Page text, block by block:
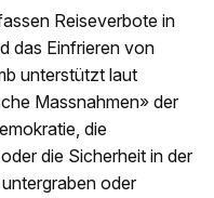
Reiseverbote in
das Einfrieren von
unterstützt laut
Massnahmen» der
die
die Sicherheit in der
oder